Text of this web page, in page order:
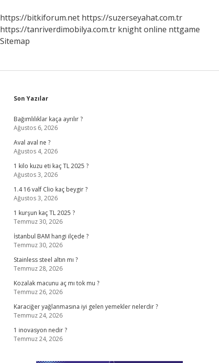
Eden
3
https://bitkiforum.net https://suzerseyahat.com.tr
https://tanriverdimobilya.com.tr knight online nttgame
Sitemap
Sidebar
Son Yazılar
Bağımlılıklar kaça ayrılır ?
Ağustos 6, 2026
Aval aval ne ?
Ağustos 4, 2026
1 kilo kuzu eti kaç TL 2025 ?
Ağustos 3, 2026
1.4 16 valf Clio kaç beygir ?
Ağustos 3, 2026
1 kurşun kaç TL 2025 ?
Temmuz 30, 2026
İstanbul BAM hangi ilçede ?
Temmuz 30, 2026
Stainless steel altın mı ?
Temmuz 28, 2026
Kozalak macunu aç mı tok mu ?
Temmuz 26, 2026
Karaciğer yağlanmasına iyi gelen yemekler nelerdir ?
Temmuz 24, 2026
1 inovasyon nedir ?
Temmuz 24, 2026